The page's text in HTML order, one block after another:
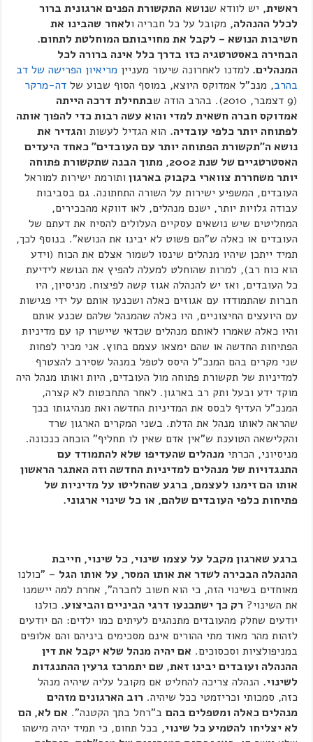
ראשית, יש לוודא שנושא התקשורת הפנים ארגונית ברור
לכלל ההנהלה, מקובל על כל חבריה ולאחר שהבינו את
חשיבות הנושא – לקבל את מחויבותם המוחלטת לתחום.
הבחירה באסטרטגיה כזו בדרך כלל אינה ברורה לכל
המנהלים. למדנו לאחרונה שיעור מעניין מריאיון הפרישה של דב
בהרב, מנכ"ל אמדוקס היוצא, במוסף הסוף שבוע שלדה-מרקר
(9 דצמבר, 2010). בהרב הודה ש
בתחילת דרכה הייתה
אמדוקס חברה חשאית למדי והוא עשה רבות כדי להפוך אותה
לפתוחה יותר כלפי עובדיה. הוא הגדיל לעשות והגדיר את
נושא ה"תקשורת הפתוחה יותר עם העובדים" כאחד היעדים
האסטרטגיים של שנת 2002, מתוך הבנה שתקשורת פתוחה
יותר משחררת צווארי בקבוק בארגון ותורמת ישירות למוראל
העובדים, המשפיע ישירות על השורה התחתונה. גם בסביבות
עבודה גלויות יותר, ישנם מנהלים, לאו דווקא מהבכירים,
המחליטים שיש נושאים עסקיים העלולים להסיח את דעתם של
העובדים או כאלה ש"הם פשוט לא יבינו את הנושא". בנוסף לכך,
תמיד ייתכן שיהיו מנהלים שינסו לשמור אצלם את הכוח (וידע
הוא כוח רב), למרות שהוחלט למעלה להפיץ את הנושא לידיעת
כל העובדים, ואז יש להנהלה אגוז קשה לפיצוח. מניסיון, היו
חברות שהתמודדו עם אגוזים כאלה ושכנעו אותם על ידי פגישות
עם היועצים החיצוניים, היו כאלה שהמנהל שלהם שכנע אותם
והיו כאלה שאמרו לאותם מנהלים שכדאי שיישרו קו עם מדיניות
הפתיחות החדשה או שהם ימצאו עצמם בחוץ. אני מכיר לפחות
שני מקרים בהם המנכ"ל היסס לטפל במנהל שסירב להצטרף
למדיניות של תקשורת פתוחה מול העובדים, היות ואותו מנהל היה
מוקד ידע ובעל ותק רב בארגון. לאחר התחבטות לא קצרה,
המנכ"ל העדיף לבסס את המדיניות החדשה ואת מנהיגותו בכך
שהראה לאותו מנהל את הדלת. בשני המקרים הארגון שרד
והקלישאה הטוענת ש"אין אדם שאין לו תחליף" הוכחה כנכונה.
מניסיוני, הכרתימנהלים שהעדיפו שלא להתמודד עם
התנגדויות של מנהלים למדיניות החדשה וזה האתגר הראשון
אותו הם זימנו לעצמם, ברגע שהחליטו על מדיניות של
פתיחות כלפי העובדים שלהם, או כל שינוי ארגוני.
ברגע שארגון מקבל על עצמו שינוי, כל שינוי, חייבת
ההנהלה הבכירה לשדר את אותו המסר, על אותו הגל – "כולנו
מאוחדים בשינוי הזה, כי הוא חשוב לחברה", אחרת למה יישמנו
את השינוי?רק כך ישתכנעו דרגי הביניים והביצוע. כולנו
יודעים שחלק מהעובדים מתנהגים לעיתים כמו ילדים: הם יודעים
לזהות מהר מאוד מתי ההורים אינם מסכימים ביניהם והם אלופים
במניפולציות וסכסוכים. אם יהיה מנהל שלא יקבל את דין
ההנהלה ועובדים יבינו זאת, שם יתמרכז גרעין ההתנגדות
לשינוי. הנהלה צריכה להחליט אם מקובל עליה שיהיה מנהל
כזה, סמכותי וכריזמטי ככל שיהיה.רוב הארגונים מזהים
מנהלים כאלה ומטפלים בהם ב"רחל בתך הקטנה". אם לא, הם
לא יצליחו להטמיע כל שינוי, בכל תחום, כי תמיד יהיה מישהו